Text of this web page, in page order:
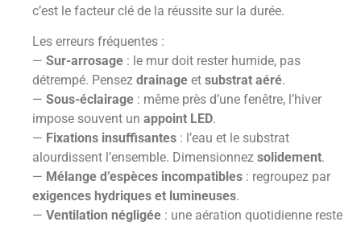
c’est le facteur clé de la réussite sur la durée.
Les erreurs fréquentes :
— Sur-arrosage : le mur doit rester humide, pas
détrempé. Pensez drainage et substrat aéré.
— Sous-éclairage : même près d’une fenêtre, l’hiver
impose souvent un appoint LED.
— Fixations insuffisantes : l’eau et le substrat
alourdissent l’ensemble. Dimensionnez solidement.
— Mélange d’espèces incompatibles : regroupez par
exigences hydriques et lumineuses.
— Ventilation négligée : une aération quotidienne reste